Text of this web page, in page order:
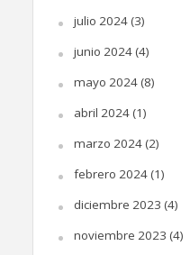
julio 2024(3)
junio 2024(4)
mayo 2024(8)
abril 2024(1)
marzo 2024(2)
febrero 2024(1)
diciembre 2023 (4)
noviembre 2023 (4)